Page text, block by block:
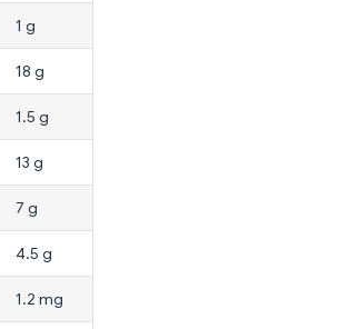
1 g
18 g
1.5 g
13 g
7 g
4.5 g
1.2 mg